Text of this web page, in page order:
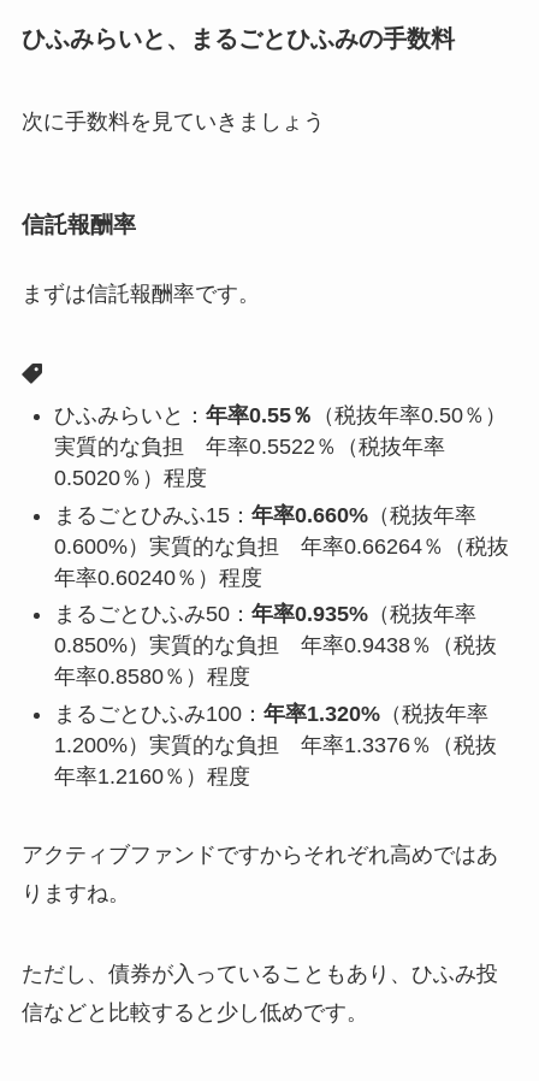
ひふみらいと、まるごとひふみの手数料
次に手数料を見ていきましょう
信託報酬率
まずは信託報酬率です。
ひふみらいと： 年率0.55％ （税抜年率0.50％）
実質的な負担 年率0.5522％（税抜年率
0.5020％）程度
まるごとひみふ15： 年率0.660%（税抜年率
0.600%）実質的な負担 年率0.66264％（税抜
年率0.60240％）程度
まるごとひふみ50： 年率0.935%（税抜年率
0.850%）実質的な負担 年率0.9438％（税抜
年率0.8580％）程度
まるごとひふみ100： 年率1.320%（税抜年率
1.200%）実質的な負担 年率1.3376％（税抜
年率1.2160％）程度
アクティブファンドですからそれぞれ高めではあ
りますね。
ただし、債券が入っていることもあり、ひふみ投
信などと比較すると少し低めです。